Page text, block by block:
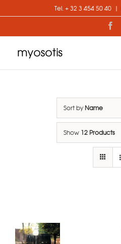
to
Tel. + 32 3 454 50 40 |
Sort byName
Show 12 Products